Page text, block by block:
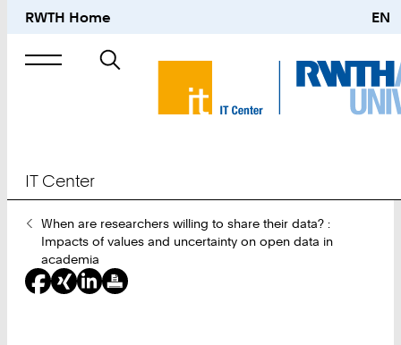
RWTH Home EN
Suche
nach
IT Center
Sie
sind
hier:
When are researchers willing to share their data? :
Impacts of values and uncertainty on open data in
academia